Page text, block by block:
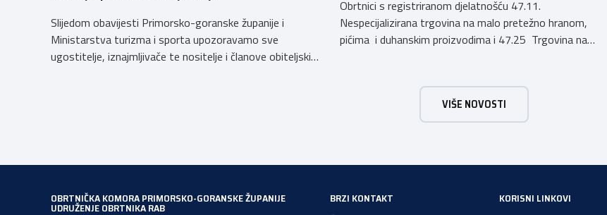
Slijedom obavijesti Primorsko-goranske županije i
Ministarstva turizma i sporta upozoravamo sve
ugostitelje, iznajmljivače te nositelje i članove obiteljskih
Obrtnici s registriranom djelatnošću 47.11.
Nespecijalizirana trgovina na malo pretežno hranom,
pićima i duhanskim proizvodima i 47.25 Trgovina na
uskladiti svoje poslovne procese i osigurati tehničko
rješenje za vjerodostojnu provjeru punoljetnosti kupca
putem sustava e-Građani ili putem mobilne […]
VIŠE NOVOSTI
OBRTNIČKA KOMORA PRIMORSKO-GORANSKE ŽUPANIJE
UDRUŽENJE OBRTNIKA RAB
BRZI KONTAKT KORISNI LINKOVI